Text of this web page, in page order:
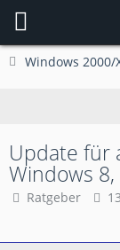
Windows 2000/
Update für
Windows
Ratgeber